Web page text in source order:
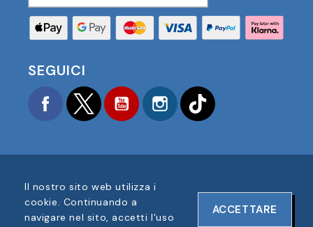
SEGUICI
FacebookTwitter YouTubeInstagram
COPYRIGHT © 2025 FOOTBALL AMERICA UK TUTTI I
DIRITTI RISERVATI
NUMERO DI REGISTRAZIONE AZIENDA: 06354287
Il nostro sito web utilizza i
cookie. Continuando a
navigare nel sito, accetti l'uso
ACCETTARE